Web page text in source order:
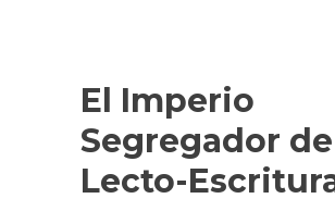
El Imperio
Segregador
Lecto-